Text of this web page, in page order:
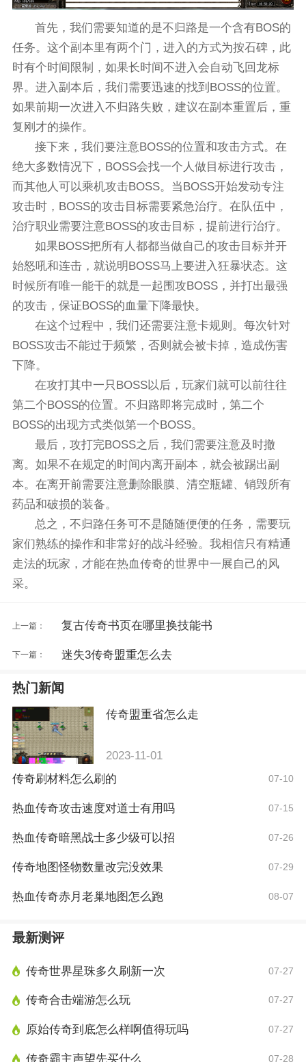
首先，我们需要知道的是不归路是一个含有BOS的
任务。这个副本里有两个门，进入的方式为按石碑，此
时有个时间限制，如果长时间不进入会自动飞回龙标
界。进入副本后，我们需要迅速的找到BOSS的位置。
如果前期一次进入不归路失败，建议在副本重置后，重
复刚才的操作。
接下来，我们要注意BOSS的位置和攻击方式。在
绝大多数情况下，BOSS会找一个人做目标进行攻击，
而其他人可以乘机攻击BOSS。当BOSS开始发动专注
攻击时，BOSS的攻击目标需要紧急治疗。在队伍中，
治疗职业需要注意BOSS的攻击目标，提前进行治疗。
如果BOSS把所有人都都当做自己的攻击目标并开
始怒吼和连击，就说明BOSS马上要进入狂暴状态。这
时候所有唯一能干的就是一起围攻BOSS，并打出最强
的攻击，保证BOSS的血量下降最快。
在这个过程中，我们还需要注意卡规则。每次针对
BOSS攻击不能过于频繁，否则就会被卡掉，造成伤害
下降。
在攻打其中一只BOSS以后，玩家们就可以前往往
第二个BOSS的位置。不归路即将完成时，第二个
BOSS的出现方式类似第一个BOSS。
最后，攻打完BOSS之后，我们需要注意及时撤
离。如果不在规定的时间内离开副本，就会被踢出副
本。在离开前需要注意删除眼膜、清空瓶罐、销毁所有
药品和破损的装备。
总之，不归路任务可不是随随便便的任务，需要玩
家们熟练的操作和非常好的战斗经验。我相信只有精通
走法的玩家，才能在热血传奇的世界中一展自己的风
采。
上一篇： 复古传奇书页在哪里换技能书
下一篇： 迷失3传奇盟重怎么去
热门新闻
传奇盟重省怎么走
2023-11-01
传奇刷材料怎么刷的
07-10
热血传奇攻击速度对道士有用吗 07-15
热血传奇暗黑战士多少级可以招 07-26
传奇地图怪物数量改完没效果 07-29
热血传奇赤月老巢地图怎么跑 08-07
最新测评
传奇世界星珠多久刷新一次 07-27
传奇合击端游怎么玩 07-27
原始传奇到底怎么样啊值得玩吗 07-27
传奇霸主声望先买什么 07-28